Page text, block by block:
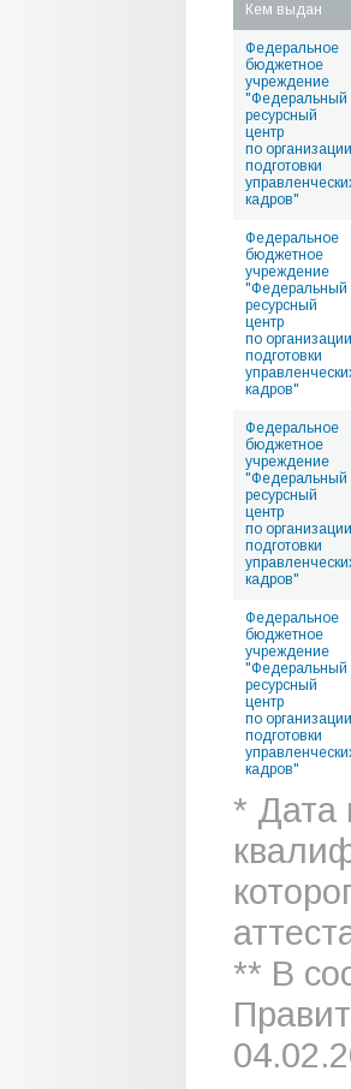
Кем выдан
Федеральное
бюджетное
учреждение
"Федеральный
ресурсный
центр
по организации
подготовки
кадров"
Федеральное
бюджетное
учреждение
"Федеральный
ресурсный
центр
по организации
подготовки
кадров"
Федеральное
бюджетное
учреждение
"Федеральный
ресурсный
центр
по организации
подготовки
кадров"
Федеральное
бюджетное
учреждение
"Федеральный
ресурсный
центр
по организации
подготовки
кадров"
* Дата
** В